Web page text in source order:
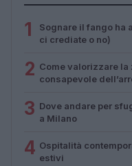
1
Sognare il fango ha
ci crediate o no)
2 Come valorizzare la
consapevole
3 Dove andare per
a Milano
4 Ospitalità
estivi